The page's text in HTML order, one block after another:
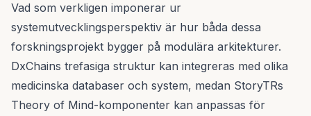
Vad som verkligen imponerar ur
systemutvecklingsperspektiv är hur båda dessa
forskningsprojekt bygger på modulära arkitekturer.
DxChains trefasiga struktur kan integreras med olika
medicinska databaser och system, medan StoryTRs
Theory of Mind-komponenter kan anpassas för